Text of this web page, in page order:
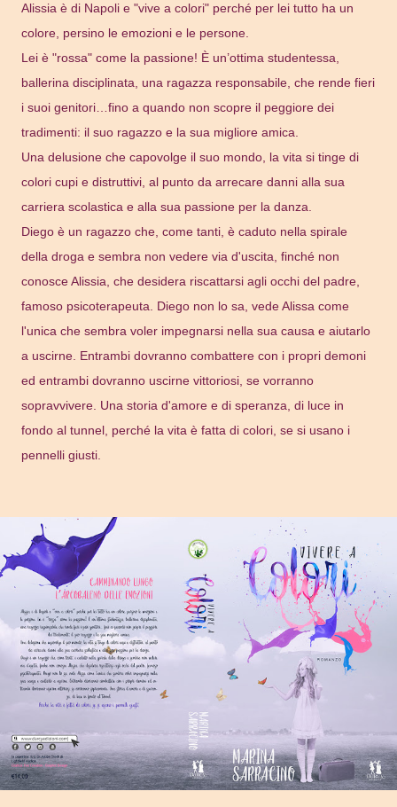
Alissia è di Napoli e "vive a colori" perché per lei tutto ha un
colore, persino le emozioni e le persone.
Lei è "rossa" come la passione! È un’ottima studentessa,
ballerina disciplinata, una ragazza responsabile, che rende fieri
i suoi genitori…fino a quando non scopre il peggiore dei
tradimenti: il suo ragazzo e la sua migliore amica.
Una delusione che capovolge il suo mondo, la vita si tinge di
colori cupi e distruttivi, al punto da arrecare danni alla sua
carriera scolastica e alla sua passione per la danza.
Diego è un ragazzo che, come tanti, è caduto nella spirale
della droga e sembra non vedere via d'uscita, finché non
conosce Alissia, che desidera riscattarsi agli occhi del padre,
famoso psicoterapeuta. Diego non lo sa, vede Alissa come
l'unica che sembra voler impegnarsi nella sua causa e aiutarlo
a uscirne. Entrambi dovranno combattere con i propri demoni
ed entrambi dovranno uscirne vittoriosi, se vorranno
sopravvivere. Una storia d'amore e di speranza, di luce in
fondo al tunnel, perché la vita è fatta di colori, se si usano i
pennelli giusti.